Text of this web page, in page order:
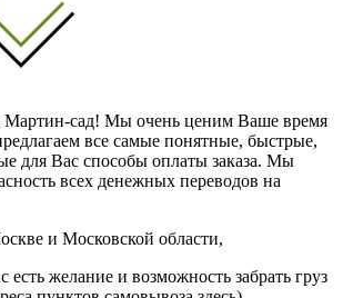
сад! Мы очень ценим Ваше время
все самые понятные, быстрые,
для Вас способы оплаты заказа. Мы
всех денежных переводов на
и Московской области,
желание и возможность забрать груз